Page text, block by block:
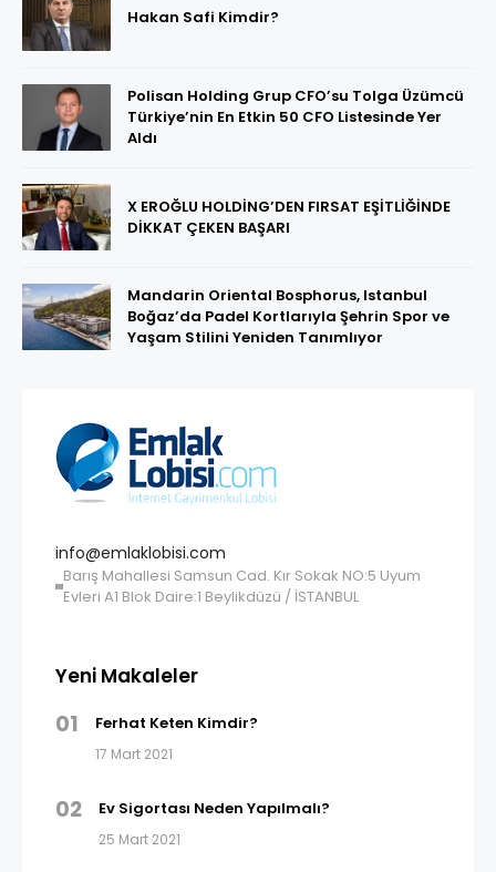
Hakan Safi Kimdir?
Polisan Holding Grup CFO’su Tolga Üzümcü
Türkiye’nin En Etkin 50 CFO Listesinde Yer
Aldı
X EROĞLU HOLDİNG’DEN FIRSAT EŞİTLİĞİNDE
DİKKAT ÇEKEN BAŞARI
Mandarin Oriental Bosphorus, Istanbul
Boğaz’da Padel Kortlarıyla Şehrin Spor ve
Yaşam Stilini Yeniden Tanımlıyor
info@emlaklobisi.com
Barış Mahallesi Samsun Cad. Kır Sokak NO:5 Uyum
Evleri A1 Blok Daire:1 Beylikdüzü / İSTANBUL
Yeni Makaleler
01 Ferhat Keten Kimdir?
17 Mart 2021
02 Ev Sigortası Neden Yapılmalı?
25 Mart 2021